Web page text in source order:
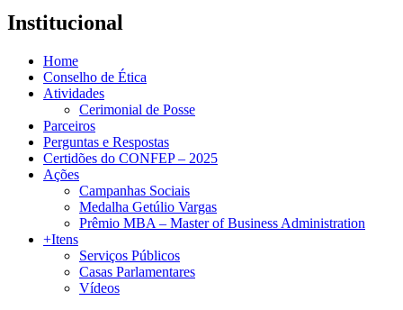
Institucional
Home
Conselho de Ética
Atividades
Cerimonial de Posse
Parceiros
Perguntas e Respostas
Certidões do CONFEP – 2025
Ações
Campanhas Sociais
Medalha Getúlio Vargas
Prêmio MBA – Master of Business Administration
+Itens
Serviços Públicos
Casas Parlamentares
Vídeos